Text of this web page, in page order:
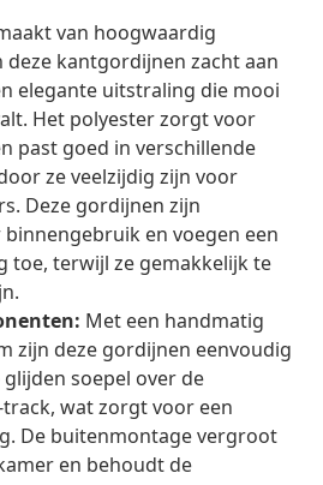
van hoogwaardig
deze kantgordijnen zacht aan
elegante uitstraling die mooi
Het polyester zorgt voor
past goed in verschillende
ze veelzijdig zijn voor
Deze gordijnen zijn
en voegen een
toe, terwijl ze gemakkelijk te
Met een handmatig
zijn deze gordijnen eenvoudig
soepel over de
track, wat zorgt voor een
De buitenmontage vergroot
en behoudt de